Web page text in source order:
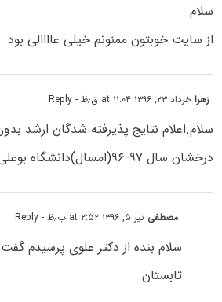
سلام
از سایت خوبتون ممنونم خیلی عاااالی بود
زهراخرداد ۲۳, ۱۳۹۶ at ۱۱:۰۴ ق٫ظ - Reply
سلام.اعلام نتایج پذیرفته شدگان ارشد
درخشان سال ۹۷-۹۶(امسال)دانشگاه بوعلی همدان چه موقعس؟
مصطفی تیر ۵, ۱۳۹۶ at ۲:۵۲ ب٫ظ - Reply
سلام بنده از دکتر علوی پرسیدم
تابستان